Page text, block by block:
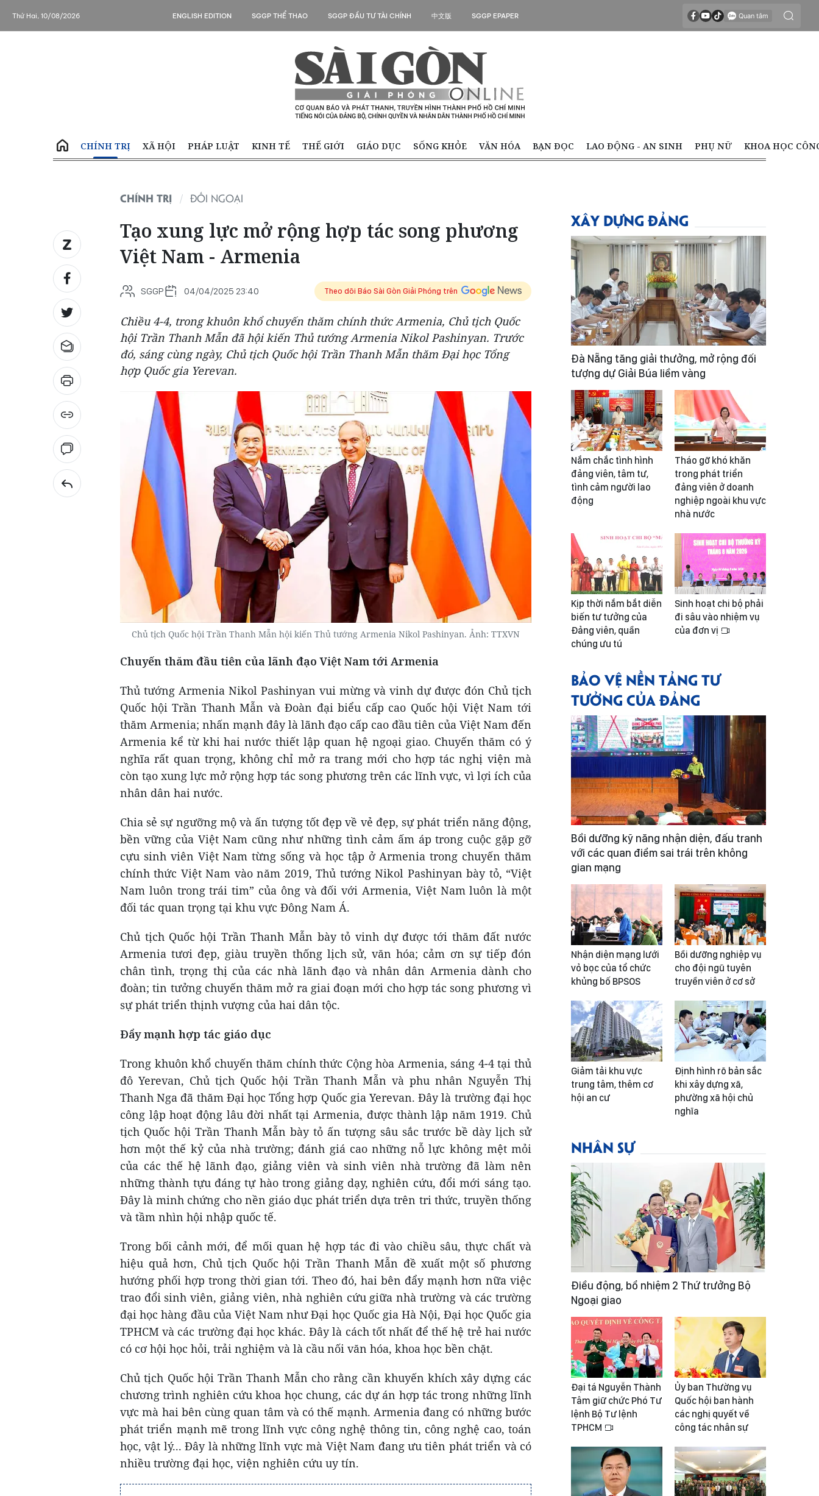
Thứ Hai, 10/08/2026 ENGLISH EDITION SGGP THỂ THAO SGGP ĐẦU TƯ TÀI CHÍNH 中文版 SGGP EPAPER
CHÍNH TRỊ XÃ HỘI PHÁP LUẬT KINH TẾ THẾ GIỚI GIÁO DỤC SỐNG KHỎE VĂN HÓA BẠN ĐỌC LAO ĐỘNG - AN SINH PHỤ NỮ KHOA HỌC
CHÍNH TRỊ ĐỐI NGOẠI
Tạo xung lực mở rộng hợp tác song phương
Việt Nam - Armenia
SGGP 04/04/2025 23:40 Theo dõi Báo Sài Gòn Giải Phóng trên
Chiều 4-4, trong khuôn khổ chuyến thăm chính thức Armenia, Chủ tịch Quốc
hội Trần Thanh Mẫn đã hội kiến Thủ tướng Armenia Nikol Pashinyan. Trước
đó, sáng cùng ngày, Chủ tịch Quốc hội Trần Thanh Mẫn thăm Đại học Tổng
hợp Quốc gia Yerevan.
Chủ tịch Quốc hội Trần Thanh Mẫn hội kiến Thủ tướng Armenia Nikol Pashinyan. Ảnh: TTXVN
Chuyến thăm đầu tiên của lãnh đạo Việt Nam tới Armenia
Thủ tướng Armenia Nikol Pashinyan vui mừng và vinh dự được đón Chủ tịch
Quốc hội Trần Thanh Mẫn và Đoàn đại biểu cấp cao Quốc hội Việt Nam tới
thăm Armenia; nhấn mạnh đây là lãnh đạo cấp cao đầu tiên của Việt Nam đến
Armenia kể từ khi hai nước thiết lập quan hệ ngoại giao. Chuyến thăm có ý
nghĩa rất quan trọng, không chỉ mở ra trang mới cho hợp tác nghị viện mà
còn tạo xung lực mở rộng hợp tác song phương trên các lĩnh vực, vì lợi ích của
nhân dân hai nước.
Chia sẻ sự ngưỡng mộ và ấn tượng tốt đẹp về vẻ đẹp, sự phát triển năng động,
bền vững của Việt Nam cũng như những tình cảm ấm áp trong cuộc gặp gỡ
cựu sinh viên Việt Nam từng sống và học tập ở Armenia trong chuyến thăm
chính thức Việt Nam vào năm 2019, Thủ tướng Nikol Pashinyan bày tỏ, “Việt
Nam luôn trong trái tim” của ông và đối với Armenia, Việt Nam luôn là một
đối tác quan trọng tại khu vực Đông Nam Á.
Chủ tịch Quốc hội Trần Thanh Mẫn bày tỏ vinh dự được tới thăm đất nước
Armenia tươi đẹp, giàu truyền thống lịch sử, văn hóa; cảm ơn sự tiếp đón
chân tình, trọng thị của các nhà lãnh đạo và nhân dân Armenia dành cho
đoàn; tin tưởng chuyến thăm mở ra giai đoạn mới cho hợp tác song phương vì
sự phát triển thịnh vượng của hai dân tộc.
Đẩy mạnh hợp tác giáo dục
Trong khuôn khổ chuyến thăm chính thức Cộng hòa Armenia, sáng 4-4 tại thủ
đô Yerevan, Chủ tịch Quốc hội Trần Thanh Mẫn và phu nhân Nguyễn Thị
Thanh Nga đã thăm Đại học Tổng hợp Quốc gia Yerevan. Đây là trường đại học
công lập hoạt động lâu đời nhất tại Armenia, được thành lập năm 1919. Chủ
tịch Quốc hội Trần Thanh Mẫn bày tỏ ấn tượng sâu sắc trước bề dày lịch sử
hơn một thế kỷ của nhà trường; đánh giá cao những nỗ lực không mệt mỏi
của các thế hệ lãnh đạo, giảng viên và sinh viên nhà trường đã làm nên
những thành tựu đáng tự hào trong giảng dạy, nghiên cứu, đổi mới sáng tạo.
Đây là minh chứng cho nền giáo dục phát triển dựa trên tri thức, truyền thống
và tầm nhìn hội nhập quốc tế.
Trong bối cảnh mới, để mối quan hệ hợp tác đi vào chiều sâu, thực chất và
hiệu quả hơn, Chủ tịch Quốc hội Trần Thanh Mẫn đề xuất một số phương
hướng phối hợp trong thời gian tới. Theo đó, hai bên đẩy mạnh hơn nữa việc
trao đổi sinh viên, giảng viên, nhà nghiên cứu giữa nhà trường và các trường
đại học hàng đầu của Việt Nam như Đại học Quốc gia Hà Nội, Đại học Quốc gia
TPHCM và các trường đại học khác. Đây là cách tốt nhất để thế hệ trẻ hai nước
có cơ hội học hỏi, trải nghiệm và là cầu nối văn hóa, khoa học bền chặt.
Chủ tịch Quốc hội Trần Thanh Mẫn cho rằng cần khuyến khích xây dựng các
chương trình nghiên cứu khoa học chung, các dự án hợp tác trong những lĩnh
vực mà hai bên cùng quan tâm và có thế mạnh. Armenia đang có những bước
phát triển mạnh mẽ trong lĩnh vực công nghệ thông tin, công nghệ cao, toán
học, vật lý... Đây là những lĩnh vực mà Việt Nam đang ưu tiên phát triển và có
nhiều trường đại học, viện nghiên cứu uy tín.
XÂY DỰNG ĐẢNG
Đà Nẵng tăng giải thưởng, mở rộng đối
tượng dự Giải Búa liềm vàng
Nắm chắc tình hình
đảng viên, tâm tư,
tình cảm người lao
động
Tháo gỡ khó khăn
trong phát triển
đảng viên ở doanh
nghiệp ngoài khu vực
nhà nước
Kịp thời nắm bắt diễn
biến tư tưởng của
Đảng viên, quần
chúng ưu tú
Sinh hoạt chi bộ phải
đi sâu vào nhiệm vụ
của đơn vị
BẢO VỆ NỀN TẢNG TƯ
TƯỞNG CỦA ĐẢNG
Bồi dưỡng kỹ năng nhận diện, đấu tranh
với các quan điểm sai trái trên không
gian mạng
Nhận diện mạng lưới
vỏ bọc của tổ chức
khủng bố BPSOS
Bồi dưỡng nghiệp vụ
cho đội ngũ tuyên
truyền viên ở cơ sở
Giảm tải khu vực
trung tâm, thêm cơ
hội an cư
Định hình rõ bản sắc
khi xây dựng xã,
phường xã hội chủ
nghĩa
NHÂN SỰ
Điều động, bổ nhiệm 2 Thứ trưởng Bộ
Ngoại giao
Đại tá Nguyễn Thành
Tâm giữ chức Phó Tư
lệnh Bộ Tư lệnh
TPHCM
Ủy ban Thường vụ
Quốc hội ban hành
các nghị quyết về
công tác nhân sự